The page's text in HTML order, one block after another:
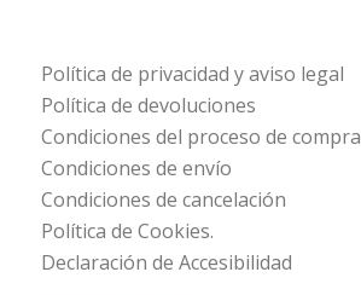
Política de privacidad y aviso legal
Política de devoluciones
Condiciones del proceso de compra
Condiciones de envío
Condiciones de cancelación
Política de Cookies.
Declaración de Accesibilidad